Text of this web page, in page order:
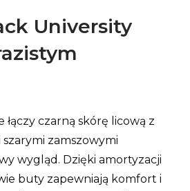
University
czarną skórę licową z
zamszowymi
wygląd. Dzięki amortyzacji
buty zapewniają komfort i